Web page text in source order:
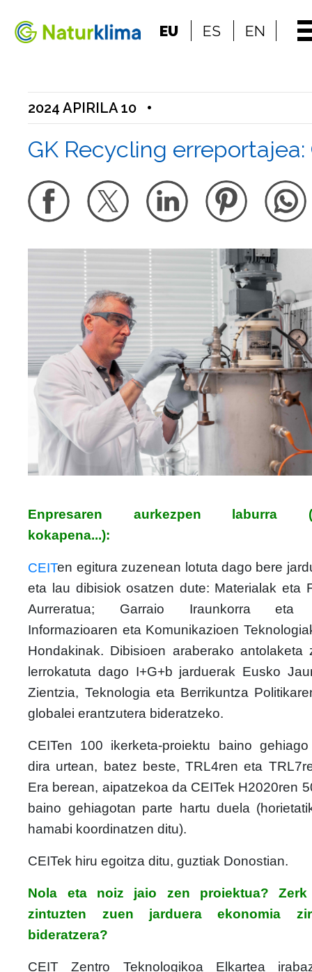
Edukietara jo
EU ES EN
2024 APIRILA 10 •
GK Recycling erreportajea:
Enpresaren aurkezpen laburra
kokapena...):
CEITen egitura zuzenean lotuta dago bere
eta lau dibisiok osatzen dute: Materialak eta
Aurreratua; Garraio Iraunkorra eta
Informazioaren eta Komunikazioen
Hondakinak. Dibisioen araberako antolaketa
lerrokatuta dago I+G+b jarduerak Eusko
Zientzia, Teknologia eta Berrikuntza
globalei erantzutera bideratzeko.
CEITen 100 ikerketa-proiektu baino
dira urtean, batez beste, TRL4ren eta
Era berean, aipatzekoa da CEITek H2020ren
baino gehiagotan parte hartu duela
hamabi koordinatzen ditu).
CEITek hiru egoitza ditu, guztiak Donostian.
Nola eta noiz jaio zen proiektua? Zerk
zintuzten zuen jarduera ekonomia
bideratzera?
CEIT Zentro Teknologikoa Elkartea